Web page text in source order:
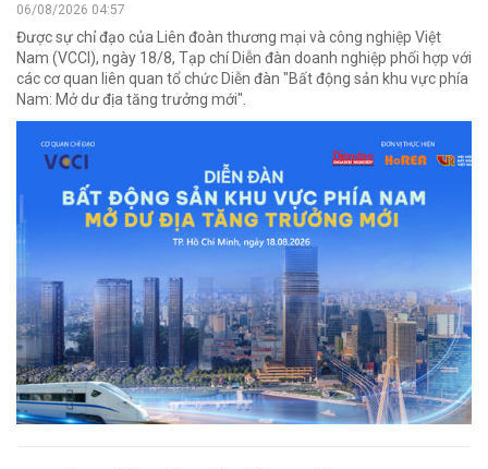
06/08/2026 04:57
Được sự chỉ đạo của Liên đoàn thương mại và công nghiệp Việt
Nam (VCCI), ngày 18/8, Tạp chí Diễn đàn doanh nghiệp phối hợp với
các cơ quan liên quan tổ chức Diễn đàn "Bất động sản khu vực phía
Nam: Mở dư địa tăng trưởng mới".